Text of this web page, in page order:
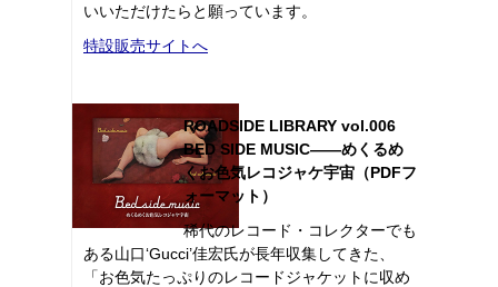
いいただけたらと願っています。
特設販売サイトへ
ROADSIDE LIBRARY vol.006
BED SIDE MUSIC――めくるめ
くお色気レコジャケ宇宙（PDFフ
ォーマット）
稀代のレコード・コレクターでも
ある山口‘Gucci’佳宏氏が長年収集してきた、
「お色気たっぷりのレコードジャケットに収め